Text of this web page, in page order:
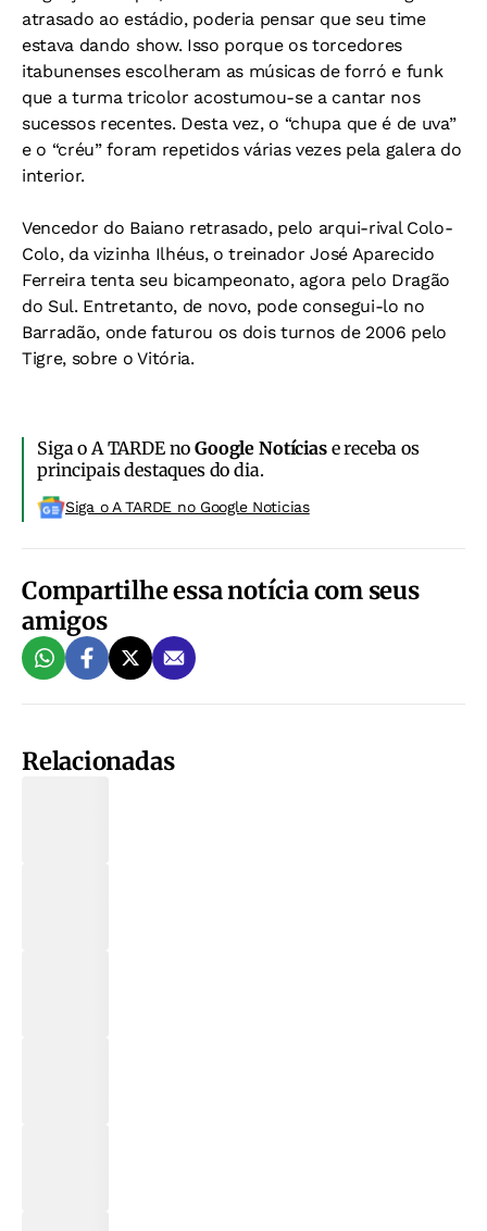
atrasado ao estádio, poderia pensar que seu time
estava dando show. Isso porque os torcedores
itabunenses escolheram as músicas de forró e funk
que a turma tricolor acostumou-se a cantar nos
sucessos recentes. Desta vez, o “chupa que é de uva”
e o “créu” foram repetidos várias vezes pela galera do
interior.
Vencedor do Baiano retrasado, pelo arqui-rival Colo-
Colo, da vizinha Ilhéus, o treinador José Aparecido
Ferreira tenta seu bicampeonato, agora pelo Dragão
do Sul. Entretanto, de novo, pode consegui-lo no
Barradão, onde faturou os dois turnos de 2006 pelo
Tigre, sobre o Vitória.
Siga o A TARDE noGoogle Notíciase receba os
principais destaques do dia.
Siga o A TARDE no Google Noticias
Compartilhe essa notícia com seus
amigos
Relacionadas